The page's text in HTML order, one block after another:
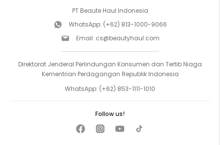
PT Beaute Haul Indonesia
WhatsApp: (+62) 813-1000-9066
Email: cs@beautyhaul.com
Direktorat Jenderal Perlindungan Konsumen dan Tertib Niaga
Kementrian Perdagangan Republik Indonesia
WhatsApp: (+62) 853-1111-1010
Follow us!